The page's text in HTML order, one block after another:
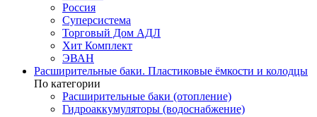
Россия
Суперсистема
Торговый Дом АДЛ
Хит Комплект
ЭВАН
Расширительные баки. Пластиковые ёмкости и колодцы
По категории
Расширительные баки (отопление)
Гидроаккумуляторы (водоснабжение)